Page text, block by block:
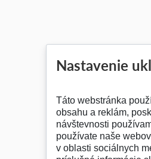
Nastavenie
Táto webstránka
obsahu a reklám,
návštevnosti
používate naše
v oblasti sociálnych